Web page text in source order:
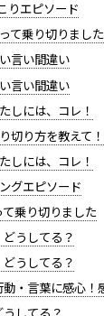
りエピソード
て乗り切りました
言い間違い
言い間違い
しには、コレ！
切り方を教えて！
しには、コレ！
グエピソード
乗り切りました
うしてる？
うしてる？
・言葉に感心！